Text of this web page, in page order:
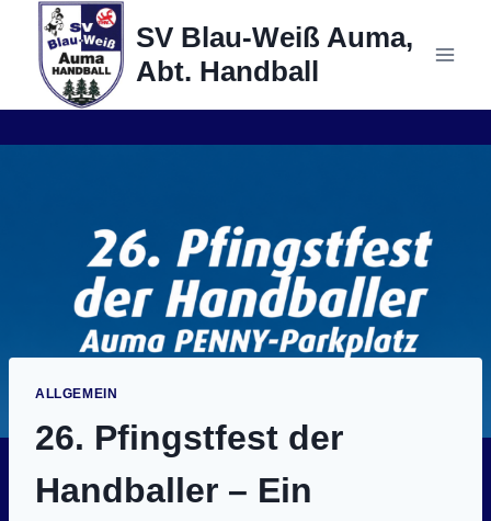
springen
SV Blau-Weiß Auma,
Abt. Handball
ALLGEMEIN
26. Pfingstfest der
Handballer – Ein